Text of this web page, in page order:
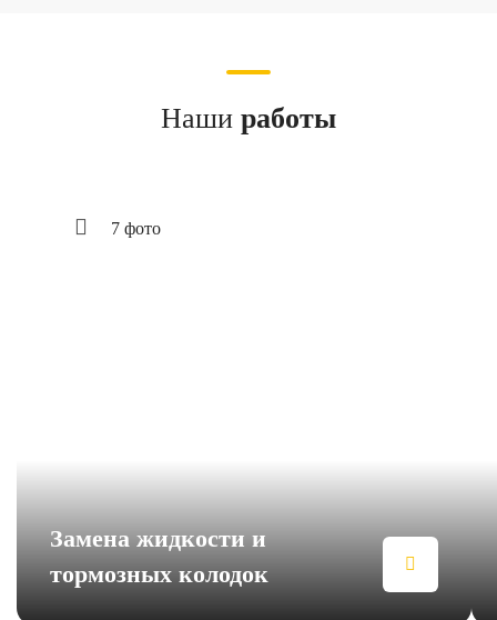
Наши работы
7 фото
Замена жидкости и
тормозных колодок